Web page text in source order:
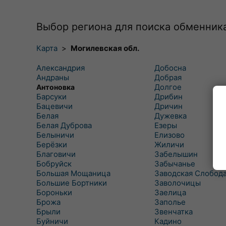
Выбор региона для поиска
Карта > Могилевская обл.
Александрия
Андраны
Антоновка
Барсуки
Бацевичи
Белая
Белая Дуброва
Белыничи
Берёзки
Благовичи
Бобруйск
Большая Мощаница
Большие Бортники
Бороньки
Брожа
Брыли
Буйничи
Добосна
Добрая
Долгое
Дрибин
Дричин
Дужевка
Езеры
Елизово
Жиличи
Забелышин
Забычанье
Заводская
Заволочицы
Заелица
Заполье
Звенчатка
Кадино